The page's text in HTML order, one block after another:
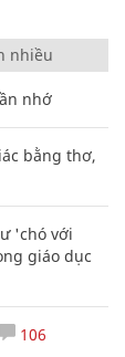
nhiều
nhớ
bằng thơ,
'chó với
giáo dục
106